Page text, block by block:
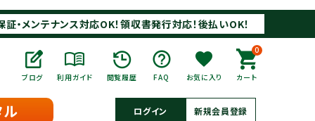
証・メンテナンス対応OK！領収書発行対応！後払いOK！
ブログ 利用ガイド 閲覧履歴 FAQ お気に入り
0
カート
ル ログイン 新規会員登録